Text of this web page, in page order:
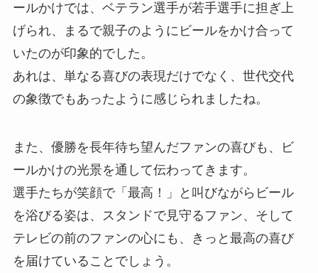
ールかけでは、ベテラン選手が若手選手に担ぎ上
げられ、まるで親子のようにビールをかけ合って
いたのが印象的でした。
あれは、単なる喜びの表現だけでなく、世代交代
の象徴でもあったように感じられましたね。
また、優勝を長年待ち望んだファンの喜びも、ビ
ールかけの光景を通して伝わってきます。
選手たちが笑顔で「最高！」と叫びながらビール
を浴びる姿は、スタンドで見守るファン、そして
テレビの前のファンの心にも、きっと最高の喜び
を届けていることでしょう。